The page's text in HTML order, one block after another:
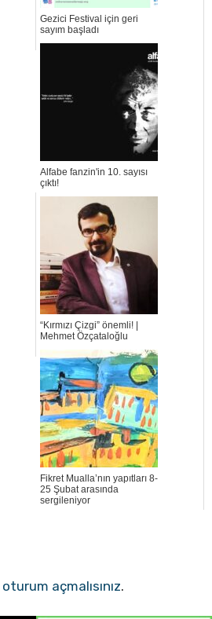
Gezici Festival için geri
sayım başladı
Alfabe fanzin'in 10. sayısı
çıktı!
“Kırmızı Çizgi” önemli! |
Mehmet Özçataloğlu
Fikret Mualla’nın yapıtları 8-
25 Şubat arasında
sergileniyor
oturum açmalısınız.